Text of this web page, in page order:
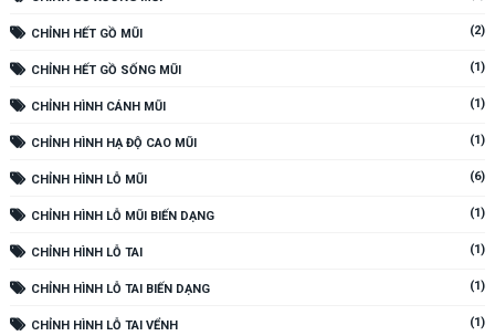
CHỈNH HẾT GỒ MŨI (2)
CHỈNH HẾT GỒ SỐNG MŨI (1)
CHỈNH HÌNH CÁNH MŨI (1)
CHỈNH HÌNH HẠ ĐỘ CAO MŨI (1)
CHỈNH HÌNH LỖ MŨI (6)
CHỈNH HÌNH LỖ MŨI BIẾN DẠNG (1)
CHỈNH HÌNH LỖ TAI (1)
CHỈNH HÌNH LỖ TAI BIẾN DẠNG (1)
CHỈNH HÌNH LỖ TAI VỂNH (1)